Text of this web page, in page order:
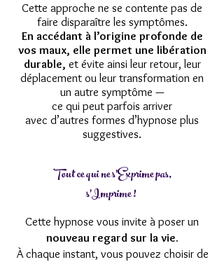
Cette approche ne se contente pas de
faire disparaître les symptômes.
En accédant à l’origine profonde de
vos maux, elle permet une libération
durable, et évite ainsi leur retour, leur
déplacement ou leur transformation en
un autre symptôme —
ce qui peut parfois arriver
avec d’autres formes d’hypnose plus
suggestives.
Tout ce qui ne s'Exprime pas,
s'Imprime !
Cette hypnose vous invite à poser un
nouveau regard sur la vie.
À chaque instant, vous pouvez choisir de